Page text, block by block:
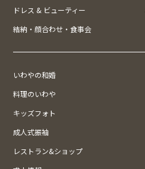
ドレス & ビューティー
結納・顔合わせ・食事会
いわやの和婚
料理のいわや
キッズフォト
成人式振袖
レストラン&ショップ